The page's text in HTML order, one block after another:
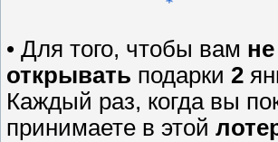
• Для того, чтобы вам
открывать подарки 2
Каждый раз, когда вы
принимаете в этой